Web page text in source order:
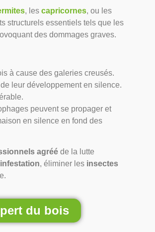
, les capricornes, ou les
structurels essentiels tels que les
des dommages graves.
à cause des galeries creusés.
leur développement en silence.
peuvent se propager et
en silence en fond des
agréé de la lutte
, éliminer les insectes
du bois